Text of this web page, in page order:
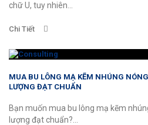
chữ U, tuy nhiên...
Chi Tiết
MUA BU LÔNG MẠ KẼM NHÚNG
LƯỢNG ĐẠT CHUẨN
Bạn muốn mua bu lông mạ kẽm
lượng đạt chuẩn?...